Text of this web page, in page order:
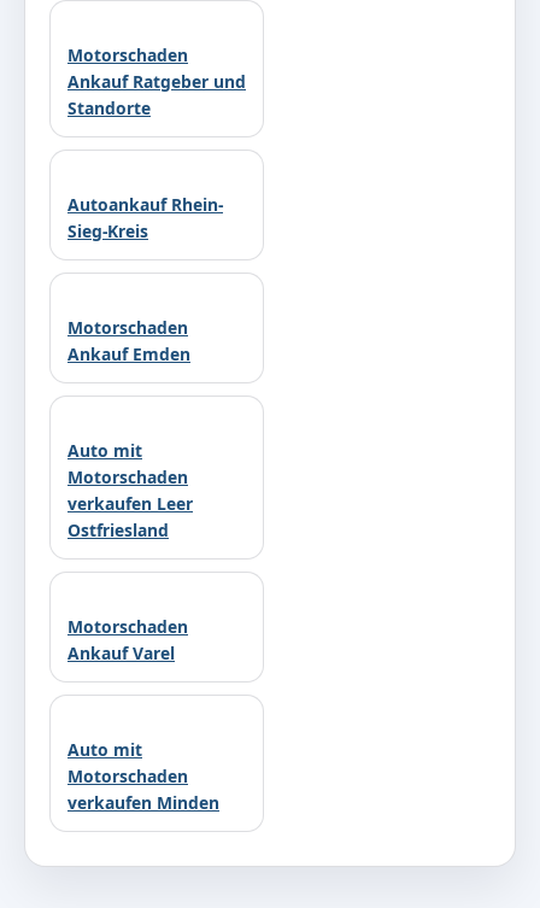
Motorschaden
Ankauf Ratgeber und
Standorte
Autoankauf Rhein-
Sieg-Kreis
Motorschaden
Ankauf Emden
Auto mit
Motorschaden
verkaufen Leer
Ostfriesland
Motorschaden
Ankauf Varel
Auto mit
Motorschaden
verkaufen Minden